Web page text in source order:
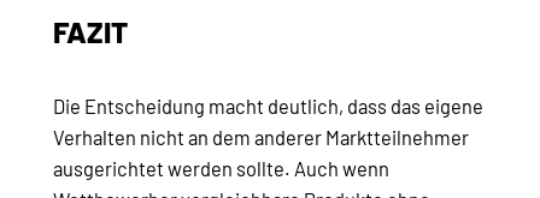
FAZIT
Die Entscheidung macht deutlich, dass das eigene
Verhalten nicht an dem anderer Marktteilnehmer
ausgerichtet werden sollte. Auch wenn